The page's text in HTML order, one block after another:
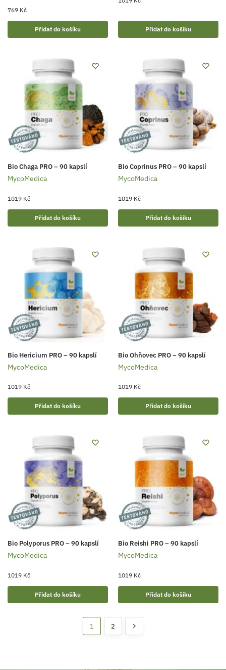
769 Kč
Přidat do košíku Přidat do košíku
Bio Chaga PRO – 90 kapslí
MycoMedica
1019 Kč
Přidat do košíku
Bio Coprinus PRO – 90 kapslí
MycoMedica
1019 Kč
Přidat do košíku
Bio Hericium PRO – 90 kapslí
MycoMedica
1019 Kč
Přidat do košíku
Bio Ohňovec PRO – 90 kapslí
MycoMedica
1019 Kč
Přidat do košíku
Bio Polyporus PRO – 90 kapslí
MycoMedica
1019 Kč
Přidat do košíku
Bio Reishi PRO – 90 kapslí
MycoMedica
1019 Kč
Přidat do košíku
1 2